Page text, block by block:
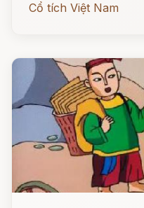
Cổ tích Việt Nam